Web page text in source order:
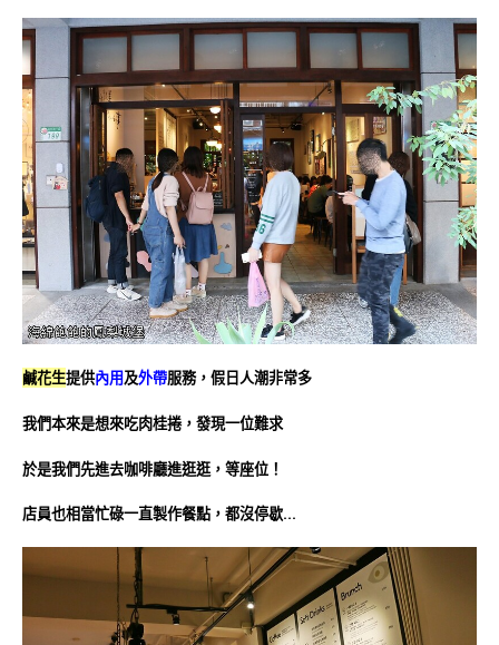
鹹花生提供內用及外帶服務，假日人潮非常多
我們本來是想來吃肉桂捲，發現一位難求
於是我們先進去咖啡廳進逛逛，等座位！
店員也相當忙碌一直製作餐點，都沒停歇…